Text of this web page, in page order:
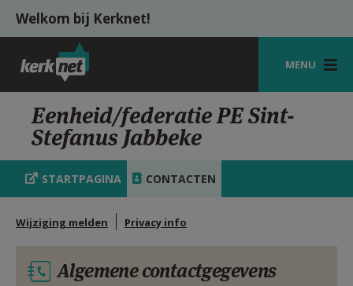
Overslaan en naar de inhoud gaan
Welkom bij Kerknet!
MENU
STARTPAGINA
KERK
VIERINGEN
HULP
Eenheid/federatie PE Sint-
Stefanus Jabbeke
STARTPAGINA CONTACTEN
Wijziging melden Privacy info
Algemene contactgegevens